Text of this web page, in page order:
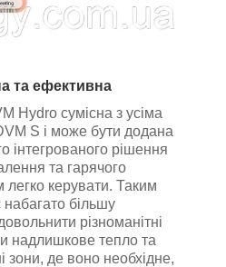
та ефективна
Hydro сумісна з усіма
S і може бути додана
інтегрованого рішення
та гарячого
керувати. Таким
набагато більшу
різноманітні
надлишкове тепло та
зони, де воно необхідне,